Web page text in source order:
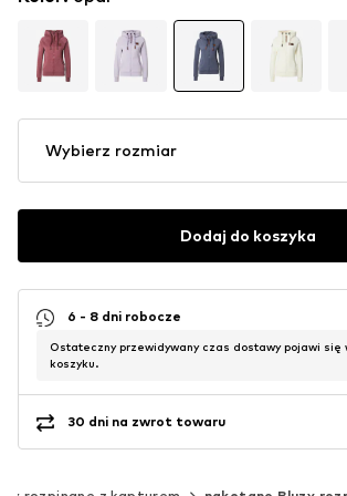
Wybierz rozmiar
Dodaj do koszyka
6 - 8 dni robocze
Ostateczny przewidywany czas dostawy pojawi się
koszyku.
30 dni na zwrot towaru